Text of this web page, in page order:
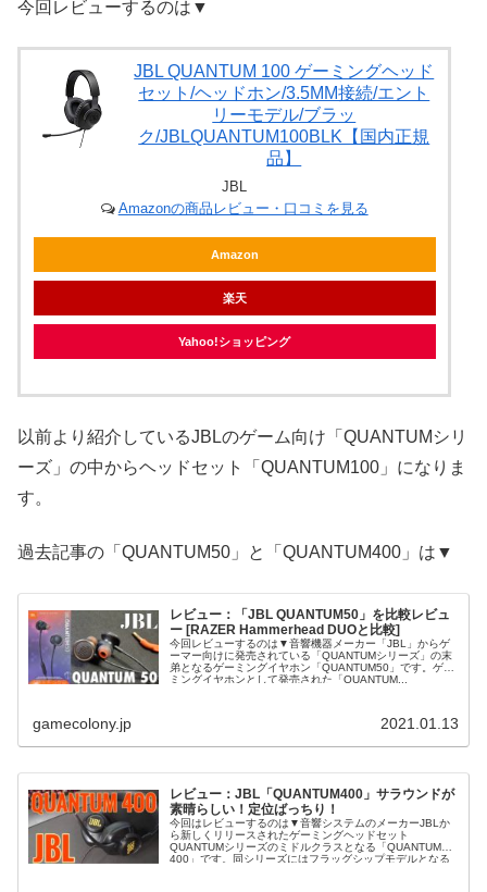
今回レビューするのは▼
JBL QUANTUM 100 ゲーミングヘッド
セット/ヘッドホン/3.5MM接続/エント
リーモデル/ブラッ
ク/JBLQUANTUM100BLK【国内正規
品】
JBL
Amazonの商品レビュー・口コミを見る
Amazon
楽天
Yahoo!ショッピング
以前より紹介しているJBLのゲーム向け「QUANTUMシリ
ーズ」の中からヘッドセット「QUANTUM100」になりま
す。
過去記事の「QUANTUM50」と「QUANTUM400」は▼
レビュー：「JBL QUANTUM50」を比較レビュ
ー [RAZER Hammerhead DUOと比較]
今回レビューするのは▼音響機器メーカー「JBL」からゲ
ーマー向けに発売されている「QUANTUMシリーズ」の末
弟となるゲーミングイヤホン「QUANTUM50」です。ゲー
ミングイヤホンとして発売された「QUANTUM...
gamecolony.jp 2021.01.13
レビュー：JBL「QUANTUM400」サラウンドが
素晴らしい！定位ばっちり！
今回はレビューするのは▼音響システムのメーカーJBLか
ら新しくリリースされたゲーミングヘッドセット
QUANTUMシリーズのミドルクラスとなる「QUANTUM
400」です。同シリーズにはフラッグシップモデルとなる